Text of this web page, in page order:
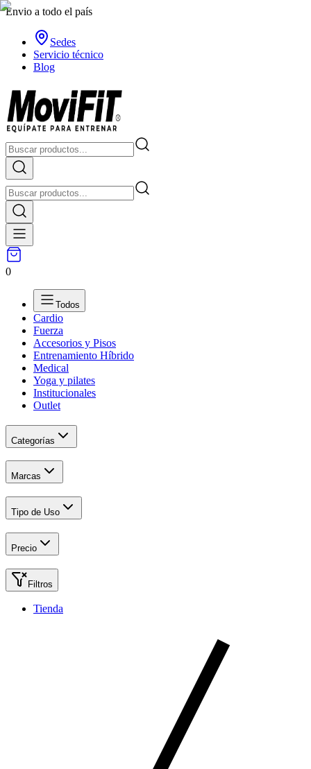
Envio a todo el país
Sedes
Servicio técnico
Blog
0
Todos
Cardio
Fuerza
Accesorios y Pisos
Entrenamiento Híbrido
Medical
Yoga y pilates
Institucionales
Outlet
Categorías
Marcas
Tipo de Uso
Precio
Filtros
Tienda